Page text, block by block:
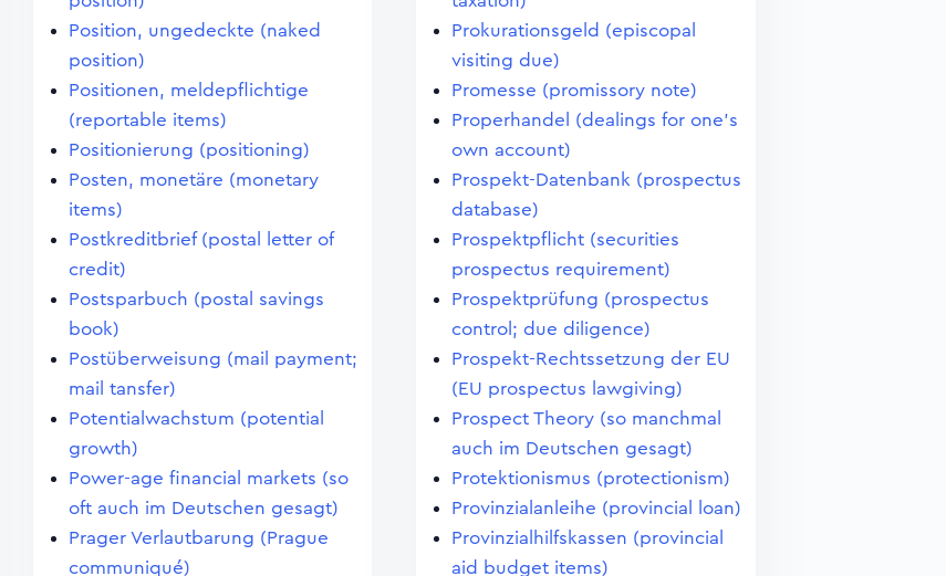
Position, ungedeckte (naked
position)
Positionen, meldepflichtige
(reportable items)
Positionierung (positioning)
Posten, monetäre (monetary
items)
Postkreditbrief (postal letter of
credit)
Postsparbuch (postal savings
book)
Postüberweisung (mail payment;
mail tansfer)
Potentialwachstum (potential
growth)
Power-age financial markets (so
oft auch im Deutschen gesagt)
Prager Verlautbarung (Prague
communiqué)
Prokurationsgeld (episcopal
visiting due)
Promesse (promissory note)
Properhandel (dealings for one's
own account)
Prospekt-Datenbank (prospectus
database)
Prospektpflicht (securities
prospectus requirement)
Prospektprüfung (prospectus
control; due diligence)
Prospekt-Rechtssetzung der EU
(EU prospectus lawgiving)
Prospect Theory (so manchmal
auch im Deutschen gesagt)
Protektionismus (protectionism)
Provinzialanleihe (provincial loan)
Provinzialhilfskassen (provincial
aid budget items)